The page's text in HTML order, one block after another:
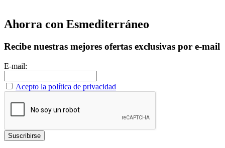
Ahorra con Esmediterráneo
Recibe nuestras mejores ofertas exclusivas por e-mail
E-mail:
Acepto la política de privacidad